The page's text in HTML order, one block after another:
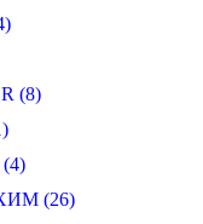
(8)
(26)